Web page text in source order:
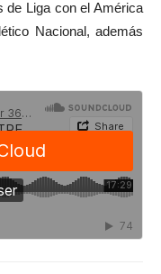
de Liga con el América
Nacional, además